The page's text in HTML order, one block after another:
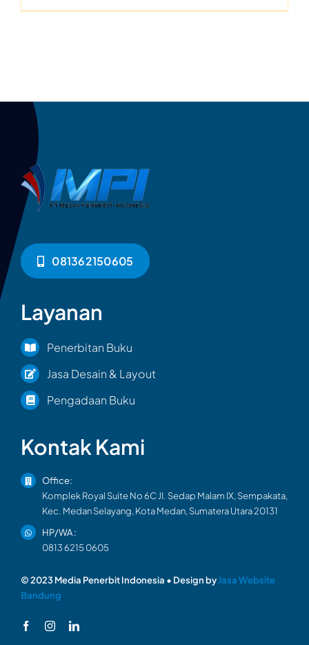
081362150605
Layanan
Penerbitan Buku
Jasa Desain & Layout
Pengadaan Buku
Kontak Kami
Office:
Komplek Royal Suite No 6C Jl. Sedap Malam IX, Sempakata,
Kec. Medan Selayang, Kota Medan, Sumatera Utara 20131
HP/WA :
0813 6215 0605
© 2023 Media Penerbit Indonesia • Design byJasa Website
Bandung